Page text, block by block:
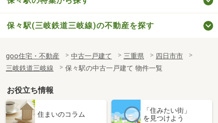
保々駅(三岐鉄道三岐線)の不動産を探す
goo住宅・不動産 中古一戸建て 三重県
四日市市
三岐鉄道三岐線
保々駅の中古一戸建て 物件一覧
お役立ち情報
住まいのコラム
「住みたい街」
を見つけよう